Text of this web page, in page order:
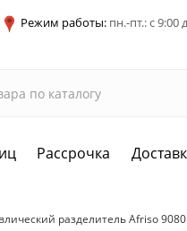
Режим работы: пн.-пт.: с 9:00
Рассрочка
разделитель Afriso